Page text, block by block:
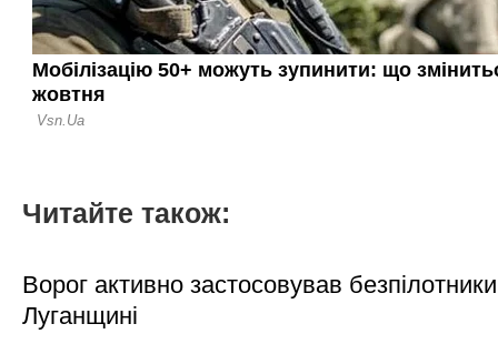
Читайте також:
Ворог активно застосовував
Луганщині